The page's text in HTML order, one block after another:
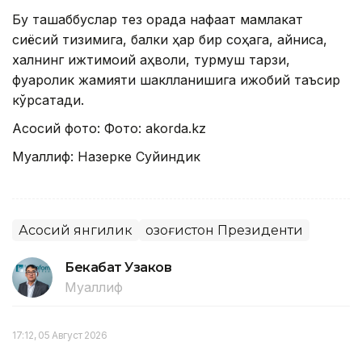
Бу ташаббуслар тез орада нафақат мамлакат
сиёсий тизимига, балки ҳар бир соҳага, айниқса,
халқнинг ижтимоий аҳволи, турмуш тарзи,
фуқаролик жамияти шаклланишига ижобий таъсир
кўрсатади.
Асосий фото: Фото: akorda.kz
Муаллиф: Назерке Суйиндик
Асосий янгилик Қозоғистон Президенти
Бекабат Узаков
Муаллиф
17:12, 05 Август 2026